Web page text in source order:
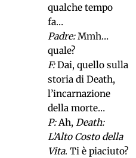
qualche tempo
fa…
Padre:Mmh…
quale?
F:Dai, quello sulla
storia di Death,
l’incarnazione
della morte…
P:Ah,Death:
L’Alto Costo della
Vita. Ti è piaciuto?